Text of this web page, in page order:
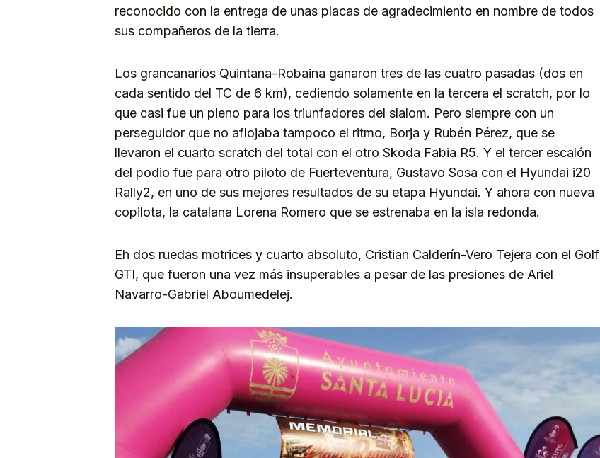
reconocido con la entrega de unas placas de agradecimiento en nombre de todos
sus compañeros de la tierra.
Los grancanarios Quintana-Robaina ganaron tres de las cuatro pasadas (dos en
cada sentido del TC de 6 km), cediendo solamente en la tercera el scratch, por lo
que casi fue un pleno para los triunfadores del slalom. Pero siempre con un
perseguidor que no aflojaba tampoco el ritmo, Borja y Rubén Pérez, que se
llevaron el cuarto scratch del total con el otro Skoda Fabia R5. Y el tercer escalón
del podio fue para otro piloto de Fuerteventura, Gustavo Sosa con el Hyundai i20
Rally2, en uno de sus mejores resultados de su etapa Hyundai. Y ahora con nueva
copilota, la catalana Lorena Romero que se estrenaba en la isla redonda.
Eh dos ruedas motrices y cuarto absoluto, Cristian Calderín-Vero Tejera con el Golf
GTI, que fueron una vez más insuperables a pesar de las presiones de Ariel
Navarro-Gabriel Aboumedelej.